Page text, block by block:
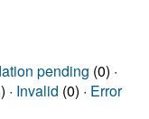
pending (0) ·
· Invalid (0) · Error